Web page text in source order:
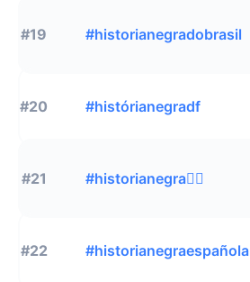
#19 #historianegradobrasil
#20 #histórianegradf
#21 #historianegra✊🏿
#22 #historianegraespañola